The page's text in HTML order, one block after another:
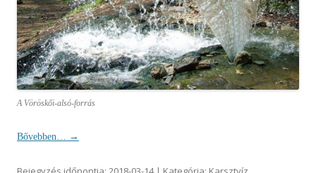
A Vöröskői-alsó-forrás
Bővebben… →